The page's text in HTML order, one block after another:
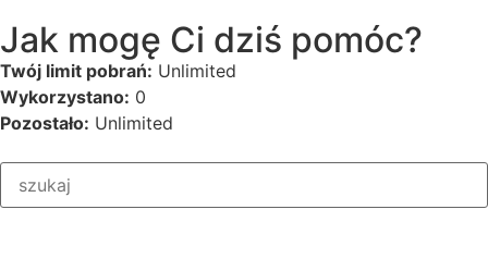
Jak mogę Ci dziś pomóc?
Twój limit pobrań: Unlimited
Wykorzystano: 0
Pozostało: Unlimited